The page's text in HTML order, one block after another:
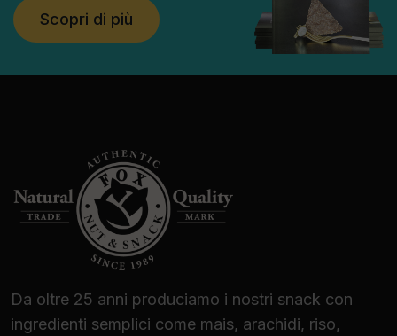
Scopri di più
Da oltre 25 anni produciamo i nostri snack con
ingredienti semplici come mais, arachidi, riso,